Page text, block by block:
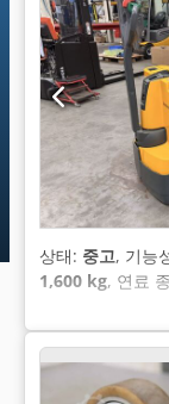
상태: 중고, 기능
1,600 kg, 연료